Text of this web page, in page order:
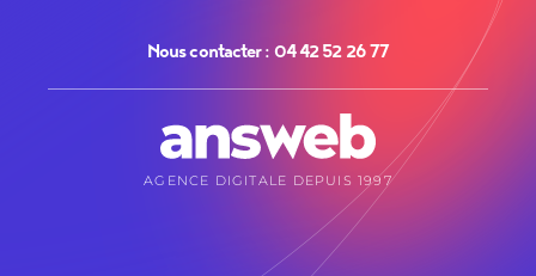
AGENCE DIGITALE DEPUIS 1997
Nous contacter : 04 42 52 26 77